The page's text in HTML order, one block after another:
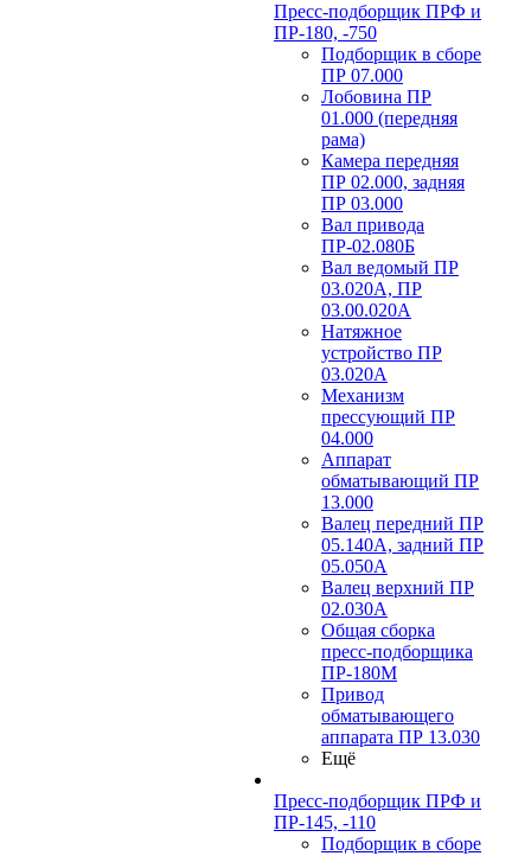
Пресс-подборщик ПРФ и
ПР-180, -750
Подборщик в сборе
ПР 07.000
Лобовина ПР
01.000 (передняя
рама)
Камера передняя
ПР 02.000, задняя
ПР 03.000
Вал привода
ПР-02.080Б
Вал ведомый ПР
03.020А, ПР
03.00.020А
Натяжное
устройство ПР
03.020A
Механизм
прессующий ПР
04.000
Аппарат
обматывающий ПР
13.000
Валец передний ПР
05.140A, задний ПР
05.050A
Валец верхний ПР
02.030A
Общая сборка
пресс-подборщика
ПР-180М
Привод
обматывающего
аппарата ПР 13.030
Ещё
Пресс-подборщик ПРФ и
ПР-145, -110
Подборщик в сборе